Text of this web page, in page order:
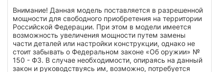
Внимание! Данная модель поставляется в разрешенной
мощности для свободного приобретения на территории
Российской Федерации. При этом в модели имеется
возможность увеличения мощности путем замены
части деталей или настройки конструкции, однако не
стоит забывать о Федеральном законе «Об оружии» №
150 - ФЗ. В случае необходимости, опираясь на данный
закон и руководствуясь им, возможно, потребуется